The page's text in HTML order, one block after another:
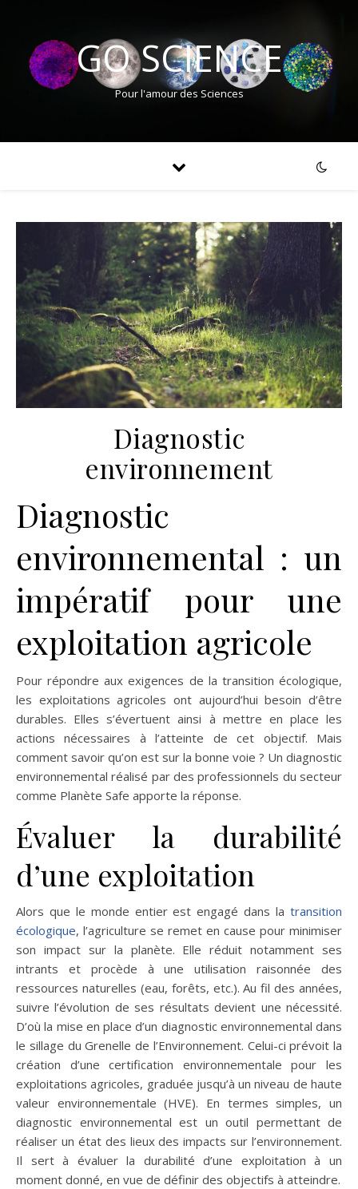
GO SCIENCE
Pour l'amour des Sciences
Diagnostic
environnement
Diagnostic
environnemental : un
impératif pour une
exploitation agricole
Pour répondre aux exigences de la transition écologique,
les exploitations agricoles ont aujourd’hui besoin d’être
durables. Elles s’évertuent ainsi à mettre en place les
actions nécessaires à l’atteinte de cet objectif. Mais
comment savoir qu’on est sur la bonne voie ? Un diagnostic
environnemental réalisé par des professionnels du secteur
comme Planète Safe apporte la réponse.
Évaluer la durabilité
d’une exploitation
Alors que le monde entier est engagé dans la transition
écologique, l’agriculture se remet en cause pour minimiser
son impact sur la planète. Elle réduit notamment ses
intrants et procède à une utilisation raisonnée des
ressources naturelles (eau, forêts, etc.). Au fil des années,
suivre l’évolution de ses résultats devient une nécessité.
D’où la mise en place d’un diagnostic environnemental dans
le sillage du Grenelle de l’Environnement. Celui-ci prévoit la
création d’une certification environnementale pour les
exploitations agricoles, graduée jusqu’à un niveau de haute
valeur environnementale (HVE). En termes simples, un
diagnostic environnemental est un outil permettant de
réaliser un état des lieux des impacts sur l’environnement.
Il sert à évaluer la durabilité d’une exploitation à un
moment donné, en vue de définir des objectifs à atteindre.